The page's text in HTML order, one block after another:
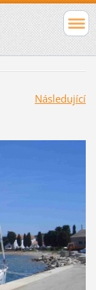
Následující